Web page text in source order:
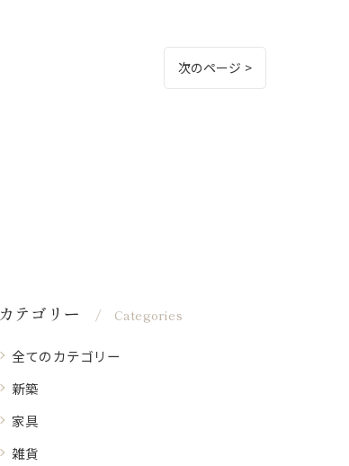
次のページ >
カテゴリー Categories
全てのカテゴリー
新築
家具
雑貨